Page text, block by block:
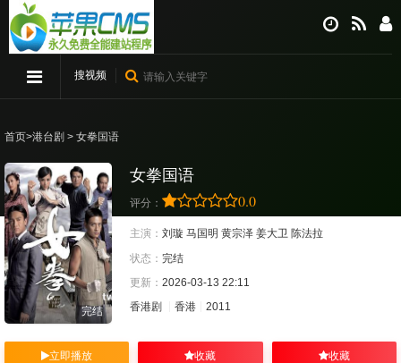
搜视频
首页>港台剧 > 女拳国语
完结
女拳国语
评分： 0.0
主演： 刘璇 马国明 黄宗泽 姜大卫 陈法拉
状态： 完结
更新： 2026-03-13 22:11
香港剧
香港 2011
立即播放 收藏 收藏